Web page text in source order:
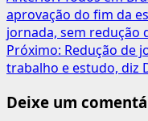
de
artigos
aprovação do fim da
jornada, sem redução
Próximo: Redução de
trabalho e estudo, diz
Deixe um